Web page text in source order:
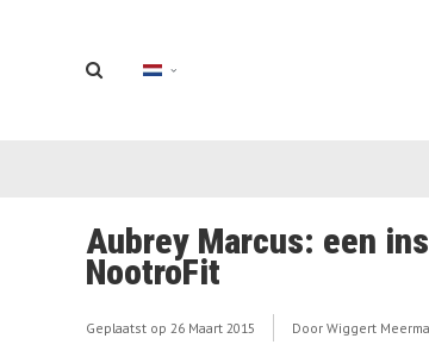
Aubrey Marcus: een
NootroFit
Geplaatst op 26 Maart 2015 Door Wiggert